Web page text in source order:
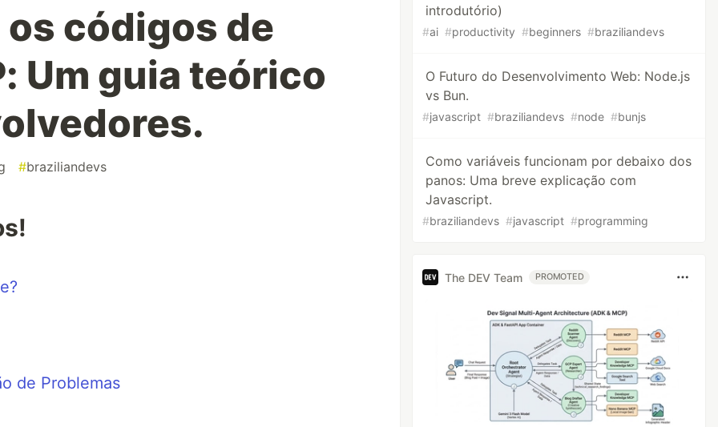
códigos de
Um guia teórico
#braziliandevs
de Problemas
introdutório)
#ai #productivity #beginners #braziliandevs
O Futuro do Desenvolvimento Web: Node.js
vs Bun.
#javascript #braziliandevs #node #bunjs
Como variáveis funcionam por debaixo dos
panos: Uma breve explicação com
Javascript.
#braziliandevs #javascript #programming
The DEV Team PROMOTED